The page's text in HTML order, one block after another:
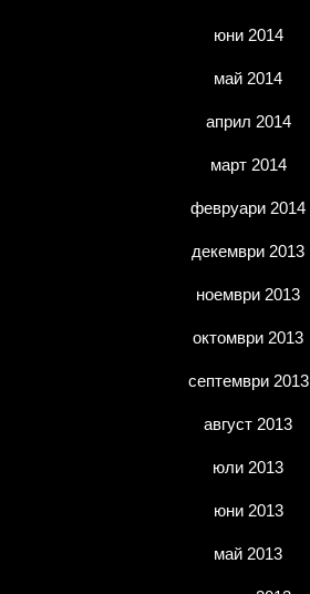
юни 2014
май 2014
април 2014
март 2014
февруари 2014
декември 2013
ноември 2013
октомври 2013
септември 2013
август 2013
юли 2013
юни 2013
май 2013